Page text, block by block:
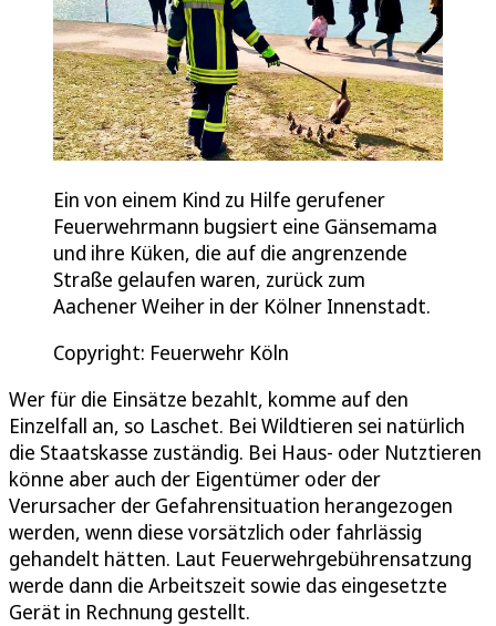
Ein von einem Kind zu Hilfe gerufener
Feuerwehrmann bugsiert eine Gänsemama
und ihre Küken, die auf die angrenzende
Straße gelaufen waren, zurück zum
Aachener Weiher in der Kölner Innenstadt.
Copyright: Feuerwehr Köln
Wer für die Einsätze bezahlt, komme auf den
Einzelfall an, so Laschet. Bei Wildtieren sei natürlich
die Staatskasse zuständig. Bei Haus- oder Nutztieren
könne aber auch der Eigentümer oder der
Verursacher der Gefahrensituation herangezogen
werden, wenn diese vorsätzlich oder fahrlässig
gehandelt hätten. Laut Feuerwehrgebührensatzung
werde dann die Arbeitszeit sowie das eingesetzte
Gerät in Rechnung gestellt.